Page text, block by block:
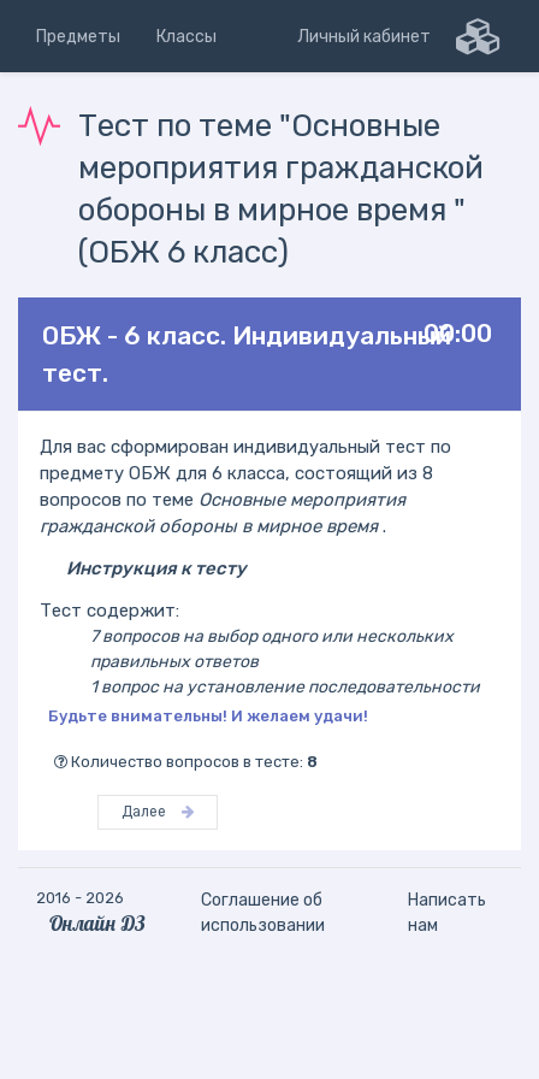
Предметы Классы Личный кабинет
Тест по теме "Основные
мероприятия гражданской
обороны в мирное время "
(ОБЖ 6 класс)
00:00
ОБЖ - 6 класс. Индивидуальный
тест.
Для вас сформирован индивидуальный тест по
предмету ОБЖ для 6 класса, состоящий из 8
вопросов по теме Основные мероприятия
гражданской обороны в мирное время.
Инструкция к тесту
Тест содержит:
7 вопросов на выбор одного или нескольких
правильных ответов
1 вопрос на установление последовательности
Будьте внимательны! И желаем удачи!
Количество вопросов в тесте: 8
Далее
2016 - 2026
Онлайн ДЗ
Соглашение об
использовании
Написать
нам